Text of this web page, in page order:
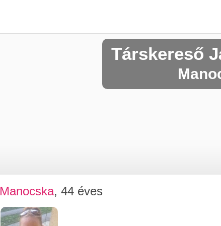
Társkereső
Manocska, 44 éves